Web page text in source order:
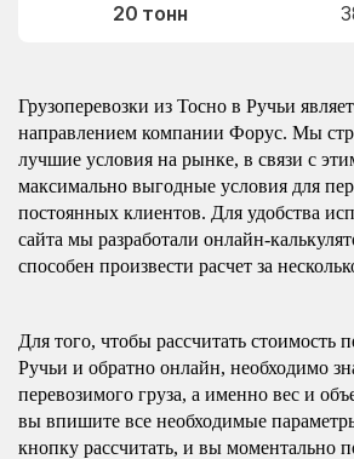
20 тонн
Грузоперевозки из Тосно в Ручьи
направлением компании Форус. Мы
лучшие условия на рынке, в связи с
максимально выгодные условия для
постоянных клиентов. Для удобства
сайта мы разработали онлайн-
способен произвести расчет за
Для того, чтобы рассчитать стоимость
Ручьи и обратно онлайн, необходимо
перевозимого груза, а именно вес и
вы впишите все необходимые
кнопку рассчитать, и вы моментально